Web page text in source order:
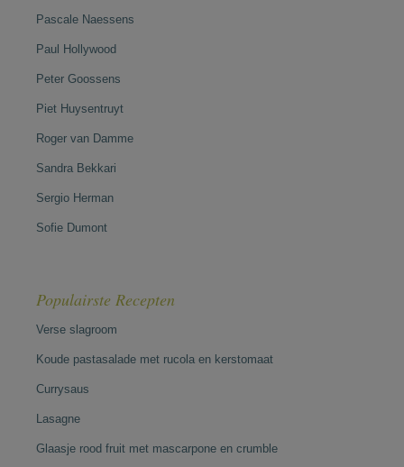
Pascale Naessens
Paul Hollywood
Peter Goossens
Piet Huysentruyt
Roger van Damme
Sandra Bekkari
Sergio Herman
Sofie Dumont
Populairste Recepten
Verse slagroom
Koude pastasalade met rucola en kerstomaat
Currysaus
Lasagne
Glaasje rood fruit met mascarpone en crumble